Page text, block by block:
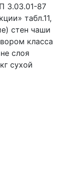
3.03.01-87
табл.11,
стен чаши
класса
слоя
сухой